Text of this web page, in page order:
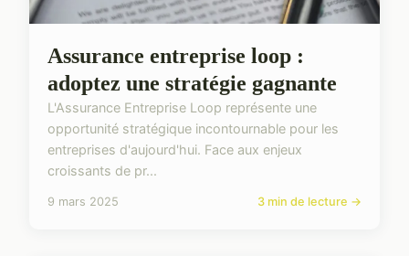
Assurance entreprise loop :
adoptez une stratégie gagnante
L'Assurance Entreprise Loop représente une
opportunité stratégique incontournable pour les
entreprises d'aujourd'hui. Face aux enjeux
croissants de pr...
9 mars 2025 3 min de lecture →